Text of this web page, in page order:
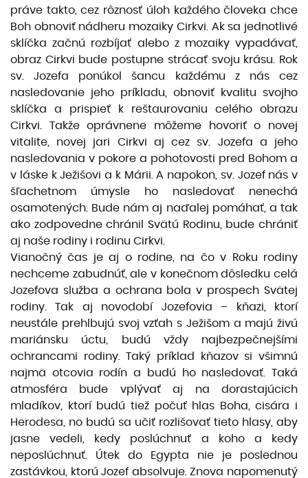
práve takto, cez rôznosť úloh každého človeka chce
Boh obnoviť nádheru mozaiky Cirkvi. Ak sa jednotlivé
sklíčka začnú rozbíjať alebo z mozaiky vypadávať,
obraz Cirkvi bude postupne strácať svoju krásu. Rok
sv. Jozefa ponúkol šancu každému z nás cez
nasledovanie jeho príkladu, obnoviť kvalitu svojho
sklíčka a prispieť k reštaurovaniu celého obrazu
Cirkvi. Takže oprávnene môžeme hovoriť o novej
vitalite, novej jari Cirkvi aj cez sv. Jozefa a jeho
nasledovania v pokore a pohotovosti pred Bohom a
v láske k Ježišovi a k Márii. A napokon, sv. Jozef nás v
šľachetnom úmysle ho nasledovať nenechá
osamotených. Bude nám aj naďalej pomáhať, a tak
ako zodpovedne chránil Svätú Rodinu, bude chrániť
aj naše rodiny i rodinu Cirkvi.
Vianočný čas je aj o rodine, na čo v Roku rodiny
nechceme zabudnúť, ale v konečnom dôsledku celá
Jozefova služba a ochrana bola v prospech Svätej
rodiny. Tak aj novodobí Jozefovia – kňazi, ktorí
neustále prehlbujú svoj vzťah s Ježišom a majú živú
mariánsku úctu, budú vždy najbezpečnejšími
ochrancami rodiny. Taký príklad kňazov si všimnú
najmä otcovia rodín a budú ho nasledovať. Taká
atmosféra bude vplývať aj na dorastajúcich
mladíkov, ktorí budú tiež počuť hlas Boha, cisára i
Herodesa, no budú sa učiť rozlišovať tieto hlasy, aby
jasne vedeli, kedy poslúchnuť a koho a kedy
neposlúchnuť. Útek do Egypta nie je poslednou
zastávkou, ktorú Jozef absolvuje. Znova napomenutý